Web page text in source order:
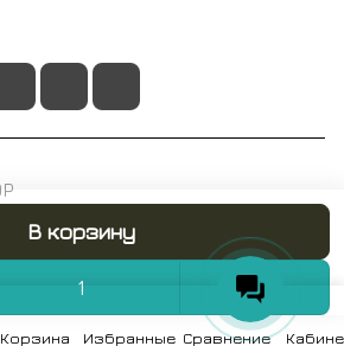
В корзину
Корзина Избранные Сравнение
Оферта